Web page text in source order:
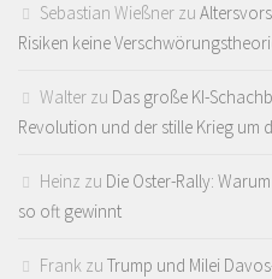
Sebastian Wießner zu
Risiken keine
Walter zu Das große KI-
Revolution und der stille Krieg um
Heinz zu Die Oster-Rally:
so oft gewinnt
Frank zu Trump und Milei